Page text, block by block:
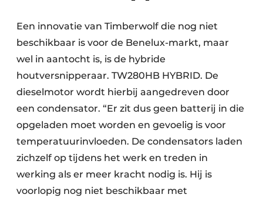
Een innovatie van Timberwolf die nog niet
beschikbaar is voor de Benelux-markt, maar
wel in aantocht is, is de hybride
houtversnipperaar. TW280HB HYBRID. De
dieselmotor wordt hierbij aangedreven door
een condensator. “Er zit dus geen batterij in die
opgeladen moet worden en gevoelig is voor
temperatuurinvloeden. De condensators laden
zichzelf op tijdens het werk en treden in
werking als er meer kracht nodig is. Hij is
voorlopig nog niet beschikbaar met